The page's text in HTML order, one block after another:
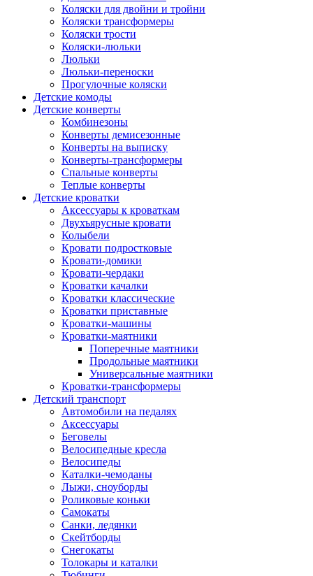
Коляски для двойни и тройни
Коляски трансформеры
Коляски трости
Коляски-люльки
Люльки
Люльки-переноски
Прогулочные коляски
Детские комоды
Детские конверты
Комбинезоны
Конверты демисезонные
Конверты на выписку
Конверты-трансформеры
Спальные конверты
Теплые конверты
Детские кроватки
Аксессуары к кроваткам
Двухъярусные кровати
Колыбели
Кровати подростковые
Кровати-домики
Кровати-чердаки
Кроватки качалки
Кроватки классические
Кроватки приставные
Кроватки-машины
Кроватки-маятники
Поперечные маятники
Продольные маятники
Универсальные маятники
Кроватки-трансформеры
Детский транспорт
Автомобили на педалях
Аксессуары
Беговелы
Велосипедные кресла
Велосипеды
Каталки-чемоданы
Лыжи, сноуборды
Роликовые коньки
Самокаты
Санки, ледянки
Скейтборды
Снегокаты
Толокары и каталки